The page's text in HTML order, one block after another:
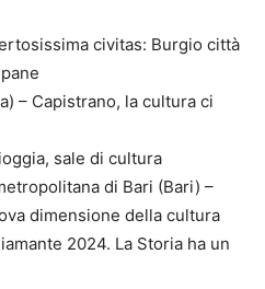
civitas: Burgio città
– Capistrano, la cultura ci
sale di cultura
di Bari (Bari) –
dimensione della cultura
2024. La Storia ha un